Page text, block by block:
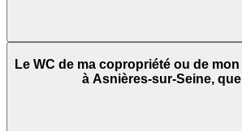
Le WC de ma copropriété ou de
à Asnières-sur-Seine,